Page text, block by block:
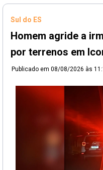
Sul do ES
Homem agride a
por terrenos em
Publicado em 08/08/2026 às